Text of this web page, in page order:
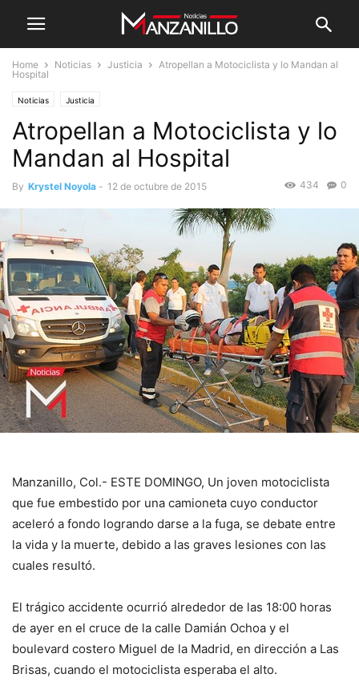
Home Noticias Justicia
Atropellan a Motociclista y lo Mandan al
Hospital
Noticias Justicia
Atropellan a Motociclista y lo
Mandan al Hospital
By Krystel Noyola - 12 de octubre de 2015 0
434
Manzanillo, Col.- ESTE DOMINGO, Un joven motociclista
que fue embestido por una camioneta cuyo conductor
aceleró a fondo logrando darse a la fuga, se debate entre
la vida y la muerte, debido a las graves lesiones con las
cuales resultó.
El trágico accidente ocurrió alrededor de las 18:00 horas
de ayer en el cruce de la calle Damián Ochoa y el
boulevard costero Miguel de la Madrid, en dirección a Las
Brisas, cuando el motociclista esperaba el alto.